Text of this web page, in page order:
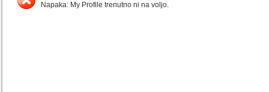
Napaka: My Profile trenutno ni na voljo.